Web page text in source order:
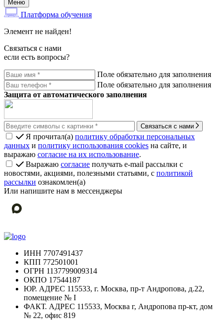
Меню
Платформа обучения
Элемент не найден!
Связаться с нами
если есть вопросы?
Поле обязательно для заполнения
Поле обязательно для заполнения
Защита от автоматического заполнения
Связаться с нами
Я прочитал(а) политику обработки персональных
данных и политику использования cookies на сайте, и
выражаю согласие на их использование.
Выражаю согласие получать e-mail рассылки с
новостями, акциями, полезными статьями, с политикой
рассылки ознакомлен(а)
Или напишите нам в мессенджеры
ИНН 7707491437
КПП 772501001
ОГРН 1137799009314
ОКПО 17544187
ЮР. АДРЕС 115533, г. Москва, пр-т Андропова, д.22,
помещение № I
ФАКТ. АДРЕС 115533, Москва г, Андропова пр-кт, дом
№ 22, офис 819